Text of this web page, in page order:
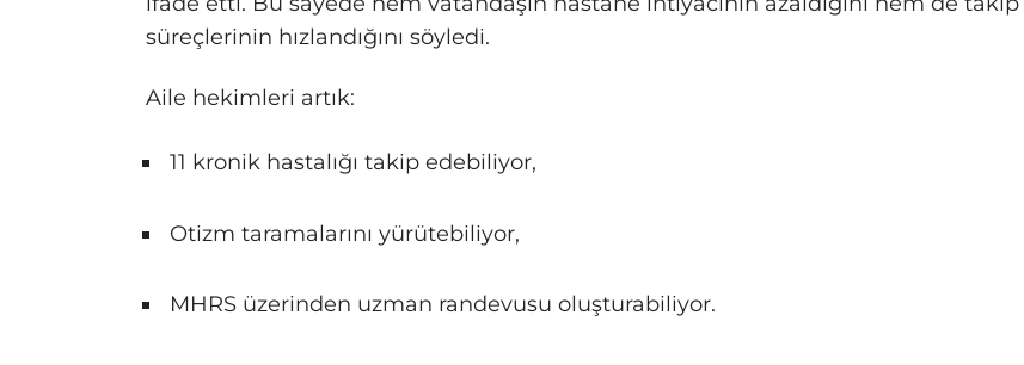
süreçlerinin hızlandığını söyledi.
Aile hekimleri artık:
11 kronik hastalığı takip edebiliyor,
Otizm taramalarını yürütebiliyor,
MHRS üzerinden uzman randevusu oluşturabiliyor.